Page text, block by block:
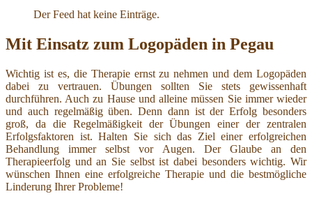
Der Feed hat keine Einträge.
Mit Einsatz zum Logopäden in Pegau
Wichtig ist es, die Therapie ernst zu nehmen und dem Logopäden
dabei zu vertrauen. Übungen sollten Sie stets gewissenhaft
durchführen. Auch zu Hause und alleine müssen Sie immer wieder
und auch regelmäßig üben. Denn dann ist der Erfolg besonders
groß, da die Regelmäßigkeit der Übungen einer der zentralen
Erfolgsfaktoren ist. Halten Sie sich das Ziel einer erfolgreichen
Behandlung immer selbst vor Augen. Der Glaube an den
Therapieerfolg und an Sie selbst ist dabei besonders wichtig. Wir
wünschen Ihnen eine erfolgreiche Therapie und die bestmögliche
Linderung Ihrer Probleme!